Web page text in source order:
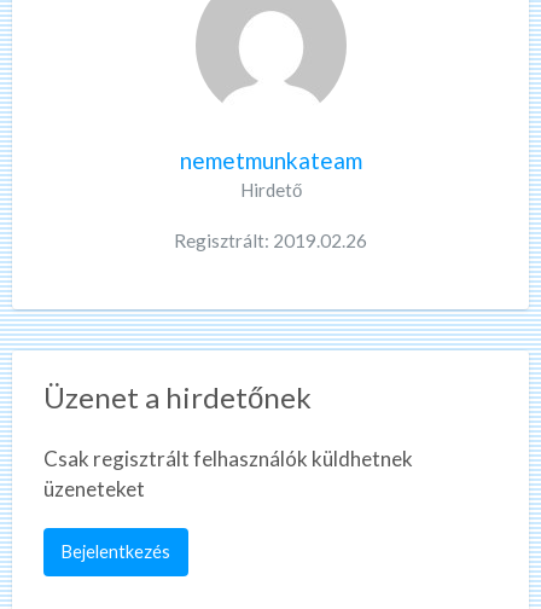
nemetmunkateam
Hirdető
Regisztrált: 2019.02.26
Üzenet a hirdetőnek
Csak regisztrált felhasználók küldhetnek
üzeneteket
Bejelentkezés